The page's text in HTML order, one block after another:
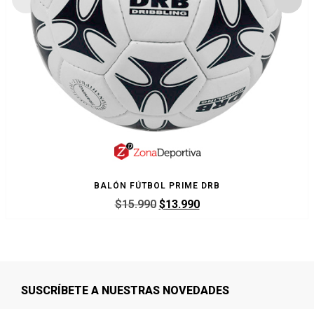
BALÓN FÚTBOL PRIME DRB
$15.990 $13.990
SUSCRÍBETE A NUESTRAS NOVEDADES